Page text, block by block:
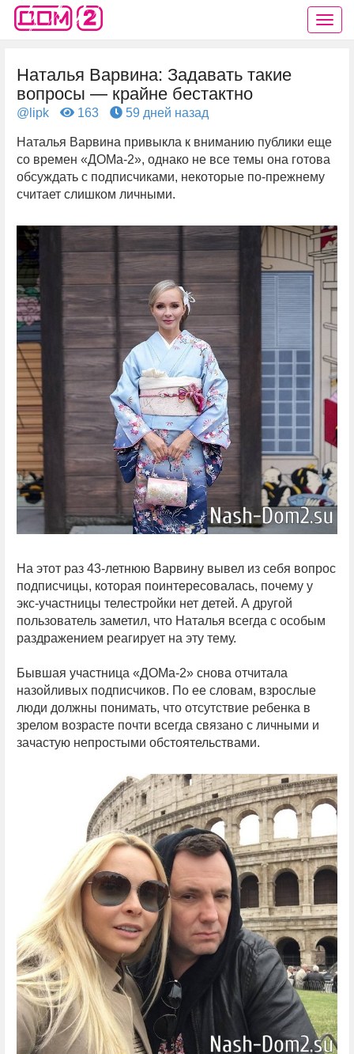
Наталья Варвина: Задавать такие
вопросы — крайне бестактно
@lipk 163 59 дней назад
Наталья Варвина привыкла к вниманию публики еще
со времен «ДОМа-2», однако не все темы она готова
обсуждать с подписчиками, некоторые по-прежнему
считает слишком личными.
На этот раз 43-летнюю Варвину вывел из себя вопрос
подписчицы, которая поинтересовалась, почему у
экс-участницы телестройки нет детей. А другой
пользователь заметил, что Наталья всегда с особым
раздражением реагирует на эту тему.
Бывшая участница «ДОМа-2» снова отчитала
назойливых подписчиков. По ее словам, взрослые
люди должны понимать, что отсутствие ребенка в
зрелом возрасте почти всегда связано с личными и
зачастую непростыми обстоятельствами.